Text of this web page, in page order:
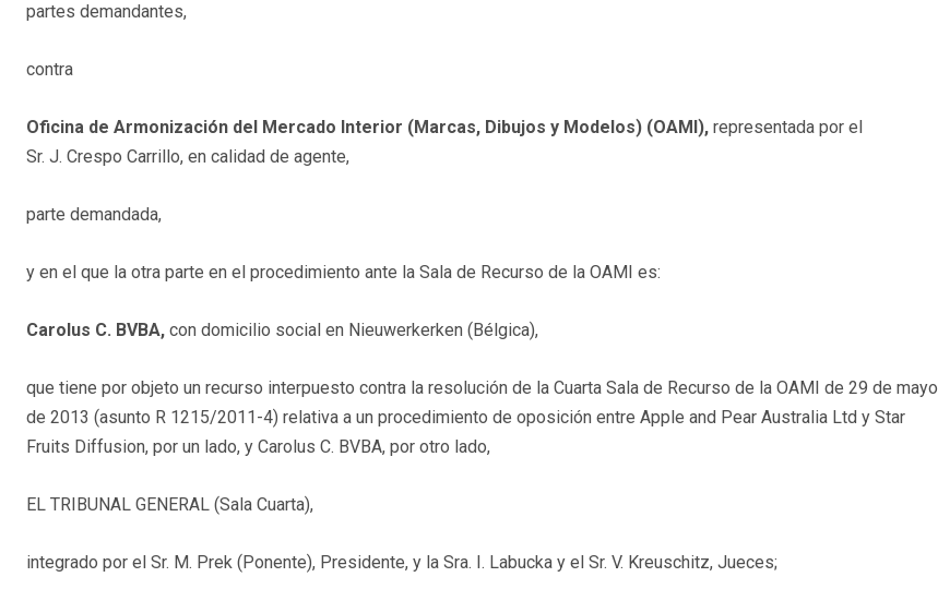
partes demandantes,
contra
Oficina de Armonización del Mercado Interior (Marcas, Dibujos y Modelos) (OAMI), representada por el
Sr. J. Crespo Carrillo, en calidad de agente,
parte demandada,
y en el que la otra parte en el procedimiento ante la Sala de Recurso de la OAMI es:
Carolus C. BVBA, con domicilio social en Nieuwerkerken (Bélgica),
que tiene por objeto un recurso interpuesto contra la resolución de la Cuarta Sala de Recurso de la OAMI de 29 de mayo
de 2013 (asunto R 1215/2011-4) relativa a un procedimiento de oposición entre Apple and Pear Australia Ltd y Star
Fruits Diffusion, por un lado, y Carolus C. BVBA, por otro lado,
EL TRIBUNAL GENERAL (Sala Cuarta),
integrado por el Sr. M. Prek (Ponente), Presidente, y la Sra. I. Labucka y el Sr. V. Kreuschitz, Jueces;